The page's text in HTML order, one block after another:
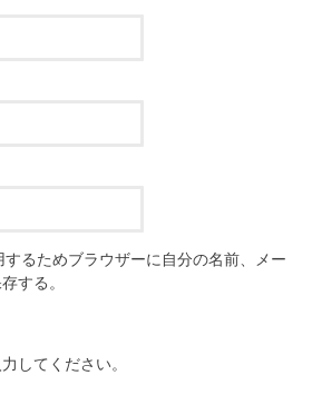
るためブラウザーに自分の名前、メー
する。
してください。